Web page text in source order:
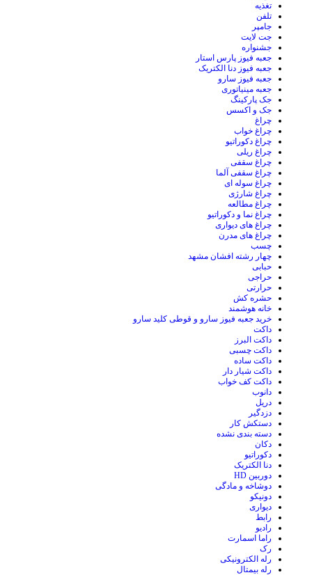
تغذیه
تلفن
جامپر
جت لایت
جشنواره
جعبه فیوز پارس استار
جعبه فیوز دنا الکتریک
جعبه فیوز سارو
جعبه مینیاتوری
جک پارکینگ
جک و اکسس
چراغ
چراغ خواب
چراغ دکوراتیو
چراغ ریلی
چراغ سقفی
چراغ سقفی آلما
چراغ سوله ای
چراغ شارژی
چراغ مطالعه
چراغ نما و دکوراتیو
چراغ های دیواری
چراغ های مدرن
چسب
چهار رشته افشان مشهد
حبابی
حراجی
حرارتی
حشره کش
خانه هوشمند
خرید جعبه فیوز سارو و قوطی کلید سارو
داکت
داکت البرز
داکت چسبی
داکت ساده
داکت شیار دار
داکت کف خواب
دانوب
دریل
دزدگیر
دستکش کار
دسته بندی نشده
دکان
دکوراتیو
دنا الکتریک
دوربین HD
دوشاخه و مادگی
دونیکو
دیواری
رابط
رادیو
راما اسمارت
رک
رله الکترونیکی
رله بیمتال